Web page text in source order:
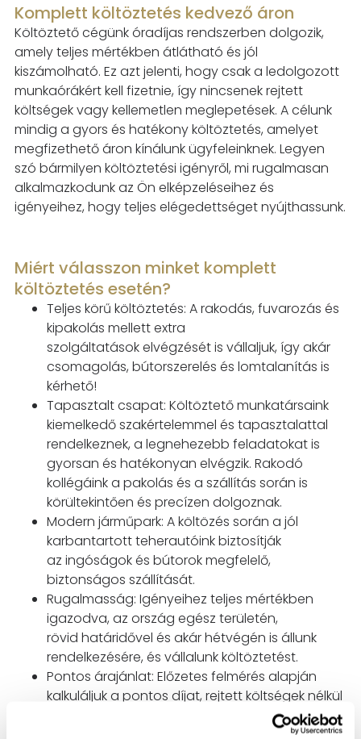
Komplett költöztetés kedvező áron
Költöztető cégünk óradíjas rendszerben dolgozik,
amely teljes mértékben átlátható és jól
kiszámolható. Ez azt jelenti, hogy csak a ledolgozott
munkaórákért kell fizetnie, így nincsenekrejtett
költségek vagy kellemetlen meglepetések. A célunk
mindig a gyors és hatékonyköltöztetés, amelyet
megfizethető áron kínálunk ügyfeleinknek. Legyen
szó bármilyen költöztetési igényről, mi rugalmasan
alkalmazkodunk az Ön elképzeléseihez és
igényeihez, hogy teljes elégedettséget nyújthassunk.
Miért válasszon minket komplett
költöztetés esetén?
Teljes körű költöztetés: A rakodás, fuvarozás és
kipakolás mellett extra
szolgáltatásokelvégzését is vállaljuk, így akár
csomagolás, bútorszerelés és lomtalanítás is
kérhető!
Tapasztalt csapat: Költöztető munkatársaink
kiemelkedő szakértelemmel és tapasztalattal
rendelkeznek, a legnehezebb feladatokat is
gyorsan és hatékonyan elvégzik. Rakodó
kollégáink a pakolás és a szállítás során is
körültekintően és precízen dolgoznak.
Modern járműpark: A költözés során a jól
karbantartott teherautóink biztosítják
az ingóságok és bútorok megfelelő,
biztonságos szállítását.
Rugalmasság: Igényeihez teljes mértékben
igazodva, az ország egész területén,
rövid határidővel és akár hétvégén is állunk
rendelkezésére, és vállalunk költöztetést.
Pontos árajánlat: Előzetes felmérés alapján
kalkuláljuk a pontos díjat, rejtett költségeknélkül
Megbízhatóság: Garantáljuk a precíz és